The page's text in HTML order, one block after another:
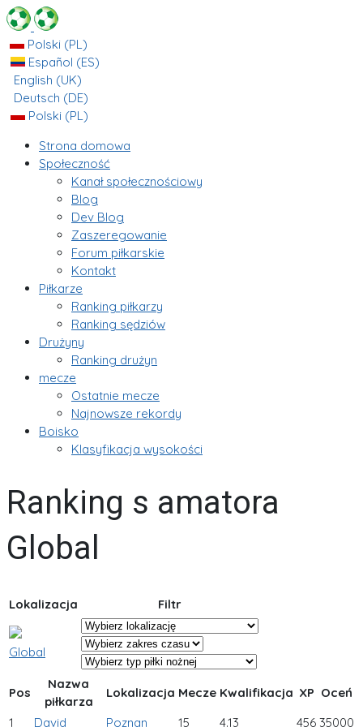
Polski (PL)
Español (ES)
English (UK)
Deutsch (DE)
Polski (PL)
Strona domowa
Społeczność
Kanał społecznościowy
Blog
Dev Blog
Zaszeregowanie
Forum piłkarskie
Kontakt
Piłkarze
Ranking piłkarzy
Ranking sędziów
Drużyny
Ranking drużyn
mecze
Ostatnie mecze
Najnowsze rekordy
Boisko
Klasyfikacja wysokości
Ranking s amatora
Global
Lokalizacja Filtr
Global
Pos
Nazwa
piłkarza
Lokalizacja Mecze Kwalifikacja XP Oceń
1
David Poznan 15 4.13 456 35000